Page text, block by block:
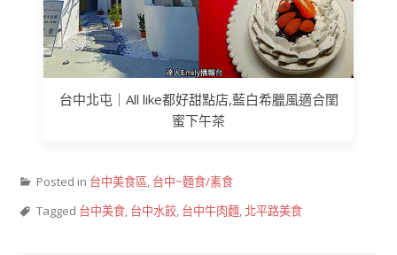
台中北屯｜All like都好甜點店,藍白希臘風適合閨
蜜下午茶
Posted in 台中美食區, 台中~麵食/素食
Tagged 台中美食, 台中水餃, 台中牛肉麵,北平路美食